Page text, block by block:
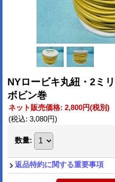
NYロービキ丸紐・2
ボビン巻
ネット販売価格: 2,800円(税別)
(税込: 3,080円)
数量:
返品特約に関する重要事項